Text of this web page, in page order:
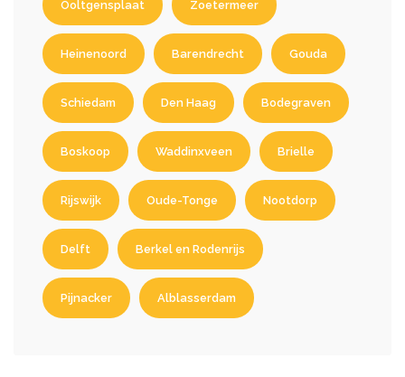
Ooltgensplaat Zoetermeer
Heinenoord Barendrecht Gouda
Schiedam Den Haag Bodegraven
Boskoop Waddinxveen Brielle
Rijswijk Oude-Tonge Nootdorp
Delft Berkel en Rodenrijs
Pijnacker Alblasserdam